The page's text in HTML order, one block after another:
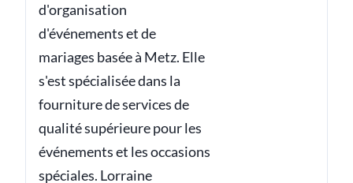
d'organisation
d'événements et de
mariages basée à Metz. Elle
s'est spécialisée dans la
fourniture de services de
qualité supérieure pour les
événements et les occasions
spéciales. Lorraine